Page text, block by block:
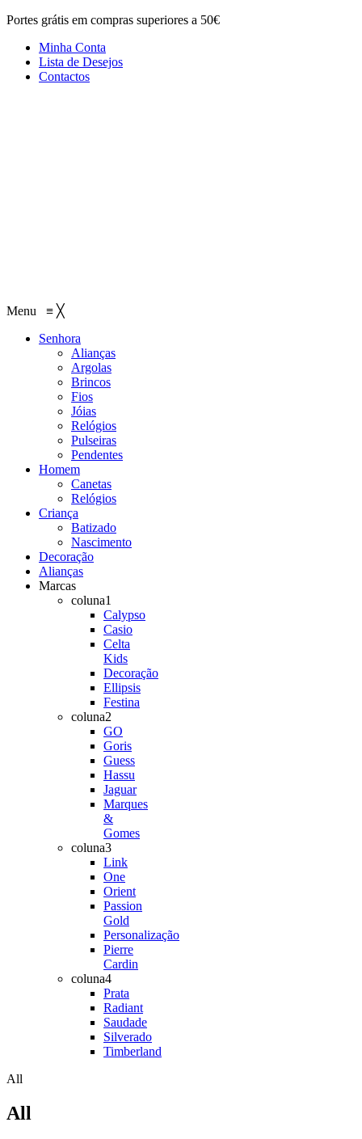
Portes grátis em compras superiores a 50€
Minha Conta
Lista de Desejos
Contactos
Menu ≡ ╳
Senhora
Alianças
Argolas
Brincos
Fios
Jóias
Relógios
Pulseiras
Pendentes
Homem
Canetas
Relógios
Criança
Batizado
Nascimento
Decoração
Alianças
Marcas
coluna1
Calypso
Casio
Celta
Kids
Decoração
Ellipsis
Festina
coluna2
GO
Goris
Guess
Hassu
Jaguar
Marques
&
Gomes
coluna3
Link
One
Orient
Passion
Gold
Personalização
Pierre
Cardin
coluna4
Prata
Radiant
Saudade
Silverado
Timberland
All
All